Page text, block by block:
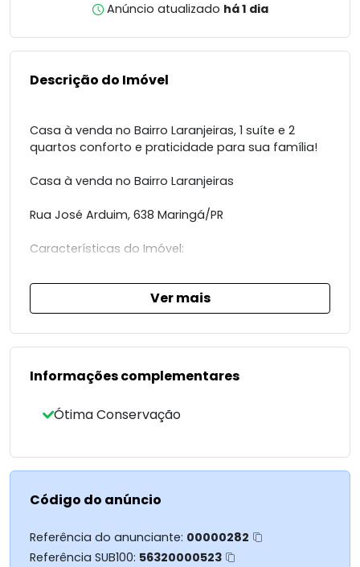
Anúncio atualizado há 1 dia
Descrição do Imóvel
Casa à venda no Bairro Laranjeiras, 1 suíte e 2
quartos conforto e praticidade para sua família!
Casa à venda no Bairro Laranjeiras
Rua José Arduim, 638 Maringá/PR
Características do Imóvel:
* 1 suíte + 2 quartos
* Sala ampla e bem ventilada
* Cozinha funcional
* Banheiro social
* Lavanderia coberta
* Quintal nos fundos
* Garagem para 2 carros
* Localização tranquila e residencial
serviços
Áreas do imóvel:
Ver mais
Informações complementares
Ótima Conservação
Código do anúncio
Referência do anunciante: 00000282
Referência SUB100: 56320000523